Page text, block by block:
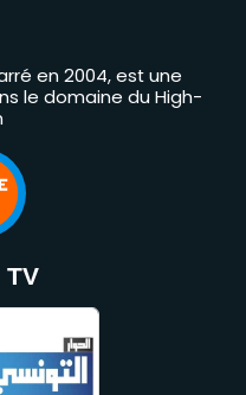
en 2004, est une
le domaine du High-
TV